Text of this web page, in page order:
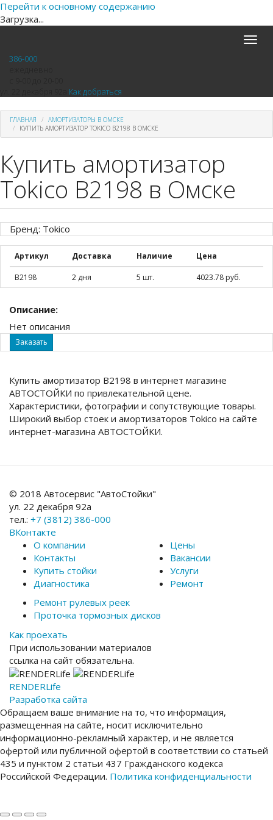
Перейти к основному содержанию
Загрузка...
Toggle
386-000
Как добраться
ГЛАВНАЯ
АМОРТИЗАТОРЫ В ОМСКЕ
КУПИТЬ АМОРТИЗАТОР TOKICO B2198 В ОМСКЕ
Купить амортизатор
Tokico B2198 в Омске
Бренд: Tokico
Артикул Доставка Наличие Цена
B2198 2 дня 5 шт. 4023.78 руб.
Описание:
Нет описания
Заказать
Купить амортизатор B2198 в интернет магазине
АВТОСТОЙКИ по привлекательной цене.
Характеристики, фотографии и сопутствующие товары.
Широкий выбор стоек и амортизаторов Tokico на сайте
интернет-магазина АВТОСТОЙКИ.
© 2018 Автосервис "АвтоСтойки"
ул. 22 декабря 92а
тел.: +7 (3812) 386-000
ВКонтакте
О компании
Контакты
Купить стойки
Диагностика
Цены
Вакансии
Услуги
Ремонт
Ремонт рулевых реек
Проточка тормозных дисков
Как проехать
При использовании материалов
ссылка на сайт обязательна.
RENDERLife
Разработка сайта
Обращаем ваше внимание на то, что информация,
размещенная на сайте, носит исключительно
информационно-рекламный характер, и не является
офертой или публичной офертой в соответствии со статьей
435 и пунктом 2 статьи 437 Гражданского кодекса
Российской Федерации. Политика конфиденциальности